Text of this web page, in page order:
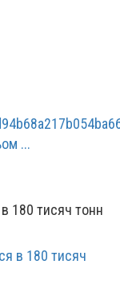
...
в 180 тисяч